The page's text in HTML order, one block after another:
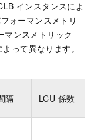
インスタンスによ
ォーマンスメトリ
マンスメトリック
って異なります。
隔 LCU 係数